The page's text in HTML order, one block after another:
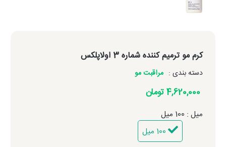
کرم مو ترمیم کننده شماره 3 اولاپلکس
دسته بندی : مراقبت مو
4,620,000 تومان
میل : 100 میل
100 میل